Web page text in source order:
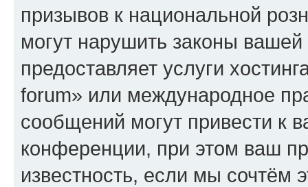
призывов к национальной
могут нарушить законы
предоставляет услуги
forum» или международное
сообщений могут привести к
конференции, при этом ваш
известность, если мы сочтём